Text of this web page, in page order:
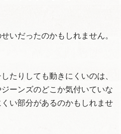
いだったのかもしれません。
たりしても動きにくいのは、
ーンズのどこか気付いていな
い部分があるのかもしれませ